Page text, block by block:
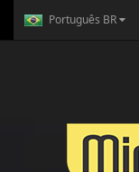
Português BR